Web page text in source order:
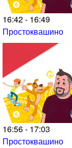
16:42 - 16:49
Простоквашино
16:56 - 17:03
Простоквашино